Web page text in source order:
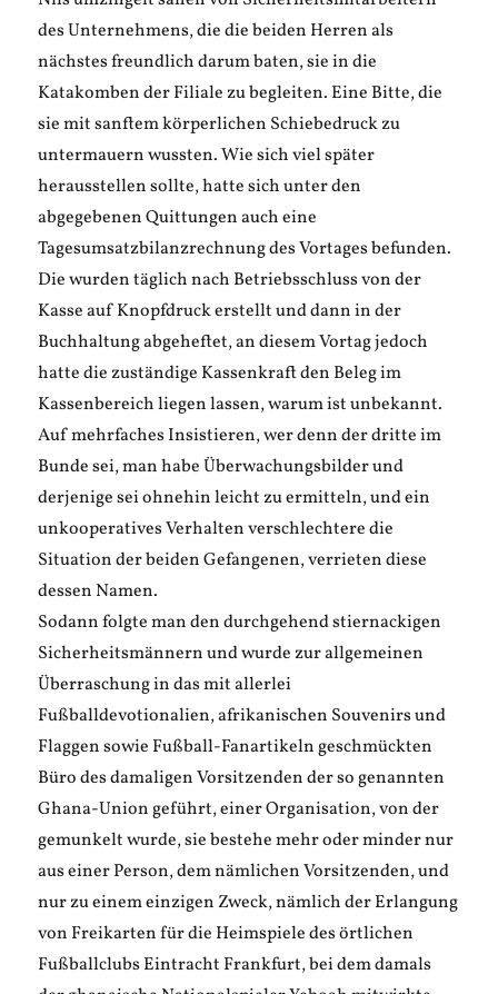
des Unternehmens, die die beiden Herren als
nächstes freundlich darum baten, sie in die
Katakomben der Filiale zu begleiten. Eine Bitte, die
sie mit sanftem körperlichen Schiebedruck zu
untermauern wussten. Wie sich viel später
herausstellen sollte, hatte sich unter den
abgegebenen Quittungen auch eine
Tagesumsatzbilanzrechnung des Vortages befunden.
Die wurden täglich nach Betriebsschluss von der
Kasse auf Knopfdruck erstellt und dann in der
Buchhaltung abgeheftet, an diesem Vortag jedoch
hatte die zuständige Kassenkraft den Beleg im
Kassenbereich liegen lassen, warum ist unbekannt.
Auf mehrfaches Insistieren, wer denn der dritte im
Bunde sei, man habe Überwachungsbilder und
derjenige sei ohnehin leicht zu ermitteln, und ein
unkooperatives Verhalten verschlechtere die
Situation der beiden Gefangenen, verrieten diese
dessen Namen.
Sodann folgte man den durchgehend stiernackigen
Sicherheitsmännern und wurde zur allgemeinen
Überraschung in das mit allerlei
Fußballdevotionalien, afrikanischen Souvenirs und
Flaggen sowie Fußball-Fanartikeln geschmückten
Büro des damaligen Vorsitzenden der so genannten
Ghana-Union geführt, einer Organisation, von der
gemunkelt wurde, sie bestehe mehr oder minder nur
aus einer Person, dem nämlichen Vorsitzenden, und
nur zu einem einzigen Zweck, nämlich der Erlangung
von Freikarten für die Heimspiele des örtlichen
Fußballclubs Eintracht Frankfurt, bei dem damals